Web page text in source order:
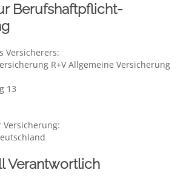
Berufs­haftpflicht­
Versicherers:
R+V Allgemeine Versicherung
13
Verantwortlich